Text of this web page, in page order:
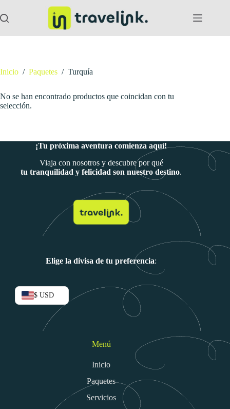
al
contenido
Inicio / Paquetes / Turquía
No se han encontrado productos que coincidan con tu
selección.
¡Tu próxima aventura comienza aquí!
Viaja con nosotros y descubre por qué
tu tranquilidad y felicidad son nuestro destino.
Elige la divisa de tu preferencia:
$ USD
Menú
Inicio
Paquetes
Servicios